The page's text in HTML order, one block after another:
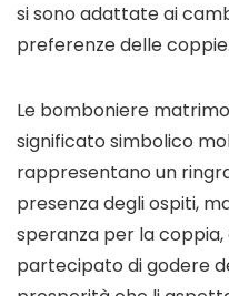
si sono adattate ai
preferenze delle coppie.
Le bomboniere
significato simbolico
rappresentano un
presenza degli ospiti,
speranza per la
partecipato di godere